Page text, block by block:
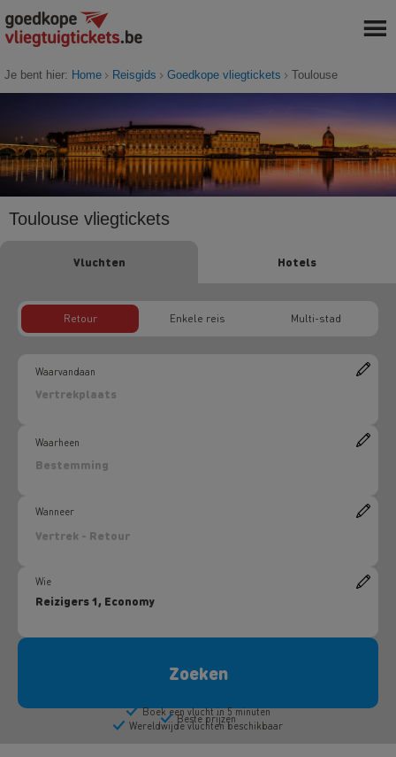
Je bent hier: Home Reisgids Goedkope vliegtickets Toulouse
Toulouse vliegtickets